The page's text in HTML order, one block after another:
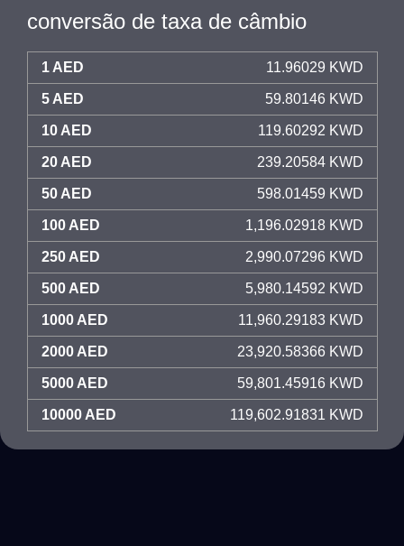
conversão de taxa de câmbio
1 AED 11.96029 KWD
5 AED 59.80146 KWD
10 AED 119.60292 KWD
20 AED 239.20584 KWD
50 AED 598.01459 KWD
100 AED 1,196.02918 KWD
250 AED 2,990.07296 KWD
500 AED 5,980.14592 KWD
1000 AED 11,960.29183 KWD
2000 AED 23,920.58366 KWD
5000 AED 59,801.45916 KWD
10000 AED 119,602.91831 KWD